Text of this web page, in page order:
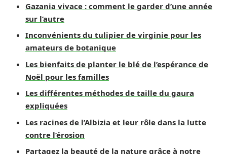
Gazania vivace : comment le garder d’une année
sur l’autre
Inconvénients du tulipier de virginie pour les
amateurs de botanique
Les bienfaits de planter le blé de l’espérance de
Noël pour les familles
Les différentes méthodes de taille du gaura
expliquées
Les racines de l’Albizia et leur rôle dans la lutte
contre l’érosion
Partagez la beauté de la nature grâce à notre